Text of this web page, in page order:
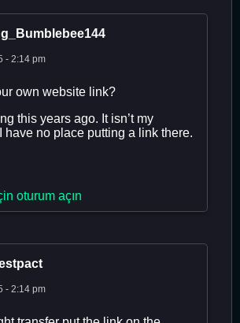
- 2:14 pm
own website link?
this years ago. It isn’t my
have no place putting a link there.
oturum açın
- 2:14 pm